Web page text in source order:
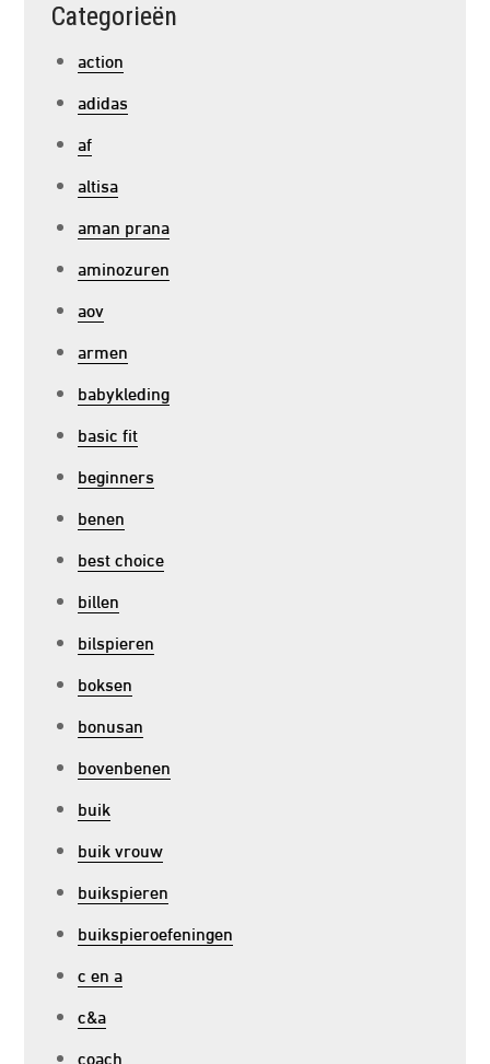
Categorieën
action
adidas
af
altisa
aman prana
aminozuren
aov
armen
babykleding
basic fit
beginners
benen
best choice
billen
bilspieren
boksen
bonusan
bovenbenen
buik
buik vrouw
buikspieren
buikspieroefeningen
c en a
c&a
coach